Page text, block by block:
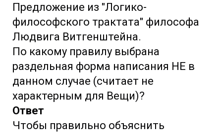
Предложение из "Логико-
философского трактата" философа
Людвига Витгенштейна.
По какому правилу выбрана
раздельная форма написания НЕ в
данном случае (считает не
характерным для Вещи)?
Ответ
Чтобы правильно объяснить